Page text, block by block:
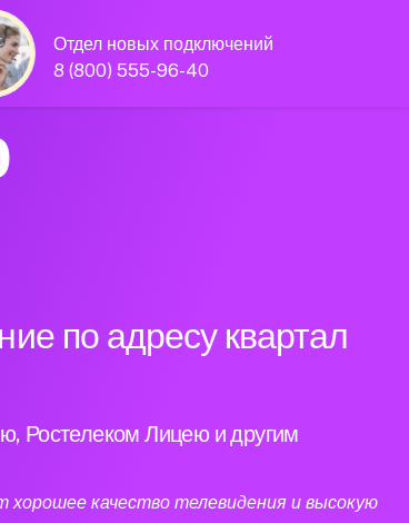
Отдел новых подключений
8 (800) 555-96-40
по адресу квартал
Ростелеком Лицею и другим
качество телевидения и высокую